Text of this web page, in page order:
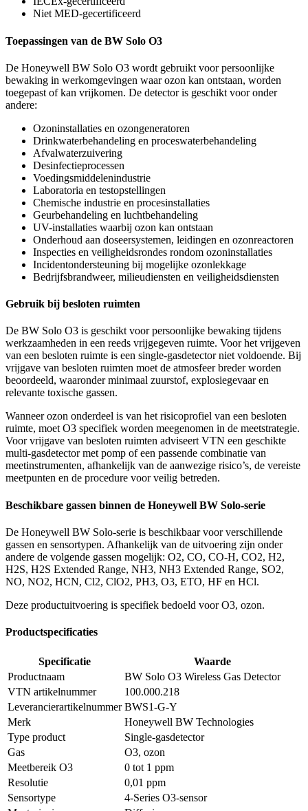
Niet MED-gecertificeerd
Toepassingen van de BW Solo O3
De Honeywell BW Solo O3 wordt gebruikt voor persoonlijke
bewaking in werkomgevingen waar ozon kan ontstaan, worden
toegepast of kan vrijkomen. De detector is geschikt voor onder
andere:
Ozoninstallaties en ozongeneratoren
Drinkwaterbehandeling en proceswaterbehandeling
Afvalwaterzuivering
Desinfectieprocessen
Voedingsmiddelenindustrie
Laboratoria en testopstellingen
Chemische industrie en procesinstallaties
Geurbehandeling en luchtbehandeling
UV-installaties waarbij ozon kan ontstaan
Onderhoud aan doseersystemen, leidingen en ozonreactoren
Inspecties en veiligheidsrondes rondom ozoninstallaties
Incidentondersteuning bij mogelijke ozonlekkage
Bedrijfsbrandweer, milieudiensten en veiligheidsdiensten
Gebruik bij besloten ruimten
De BW Solo O3 is geschikt voor persoonlijke bewaking tijdens
werkzaamheden in een reeds vrijgegeven ruimte. Voor het vrijgeven
van een besloten ruimte is een single-gasdetector niet voldoende. Bij
vrijgave van besloten ruimten moet de atmosfeer breder worden
beoordeeld, waaronder minimaal zuurstof, explosiegevaar en
relevante toxische gassen.
Wanneer ozon onderdeel is van het risicoprofiel van een besloten
ruimte, moet O3 specifiek worden meegenomen in de meetstrategie.
Voor vrijgave van besloten ruimten adviseert VTN een geschikte
multi-gasdetector met pomp of een passende combinatie van
meetinstrumenten, afhankelijk van de aanwezige risico’s, de vereiste
meetpunten en de procedure voor veilig betreden.
Beschikbare gassen binnen de Honeywell BW Solo-serie
De Honeywell BW Solo-serie is beschikbaar voor verschillende
gassen en sensortypen. Afhankelijk van de uitvoering zijn onder
andere de volgende gassen mogelijk: O2, CO, CO-H, CO2, H2,
H2S, H2S Extended Range, NH3, NH3 Extended Range, SO2,
NO, NO2, HCN, Cl2, ClO2, PH3, O3, ETO, HF en HCl.
Deze productuitvoering is specifiek bedoeld voor O3, ozon.
Productspecificaties
Specificatie
Waarde
Productnaam
BW Solo O3 Wireless Gas Detector
VTN artikelnummer
100.000.218
Leverancierartikelnummer BWS1-G-Y
Merk
Honeywell BW Technologies
Type product
Single-gasdetector
Gas
O3, ozon
Meetbereik O3
0 tot 1 ppm
Resolutie
0,01 ppm
Sensortype
4-Series O3-sensor